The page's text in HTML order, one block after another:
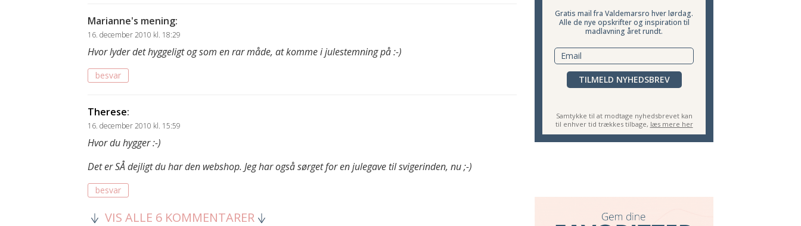
Marianne's mening:
16. december 2010 kl. 18:29
Hvor lyder det hyggeligt og som en rar måde, at komme i julestemning på :-)
besvar
Therese:
16. december 2010 kl. 15:59
Hvor du hygger :-)
Det er SÅ dejligt du har den webshop. Jeg har også sørget for en julegave til svigerinden, nu ;-)
besvar
VIS ALLE 6 KOMMENTARER
Gratis mail fra Valdemarsro hver lørdag.
Alle de nye opskrifter og inspiration til
madlavning året rundt.
TILMELD NYHEDSBREV
Samtykke til at modtage nyhedsbrevet kan
til enhver tid trækkes tilbage, læs mere her